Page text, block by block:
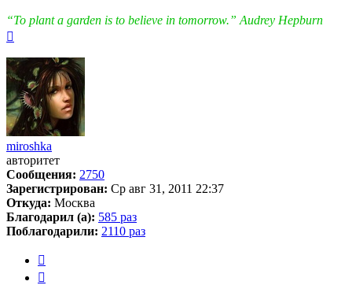
“To plant a garden is to believe in tomorrow.” Audrey Hepburn
началу
miroshka
авторитет
Сообщения: 2750
Зарегистрирован: Ср авг 31, 2011 22:37
Откуда: Москва
Благодарил (а): 585 раз
Поблагодарили: 2110 раз